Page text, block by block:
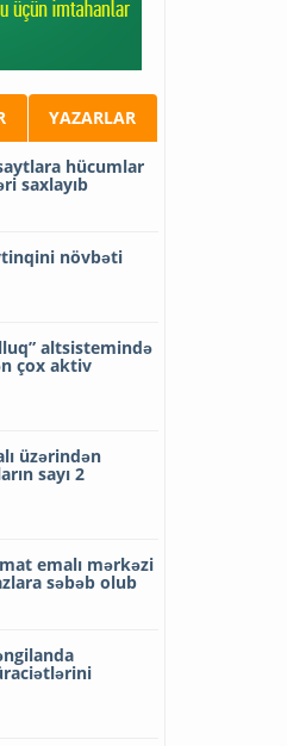
YAZARLAR
hücumlar
saxlayıb
növbəti
altsistemində
çox aktiv
üzərindən
sayı 2
emalı mərkəzi
səbəb olub